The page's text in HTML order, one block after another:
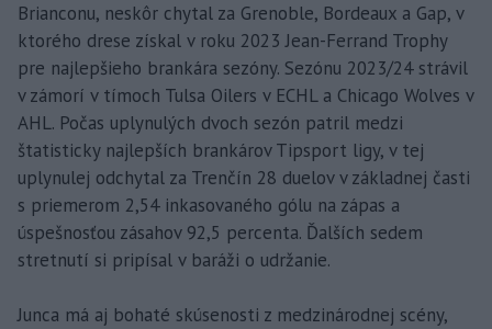
Brianconu, neskôr chytal za Grenoble, Bordeaux a Gap, v
ktorého drese získal v roku 2023 Jean-Ferrand Trophy
pre najlepšieho brankára sezóny. Sezónu 2023/24 strávil
v zámorí v tímoch Tulsa Oilers v ECHL a Chicago Wolves v
AHL. Počas uplynulých dvoch sezón patril medzi
štatisticky najlepších brankárov Tipsport ligy, v tej
uplynulej odchytal za Trenčín 28 duelov v základnej časti
s priemerom 2,54 inkasovaného gólu na zápas a
úspešnosťou zásahov 92,5 percenta. Ďalších sedem
stretnutí si pripísal v baráži o udržanie.
Junca má aj bohaté skúsenosti z medzinárodnej scény,